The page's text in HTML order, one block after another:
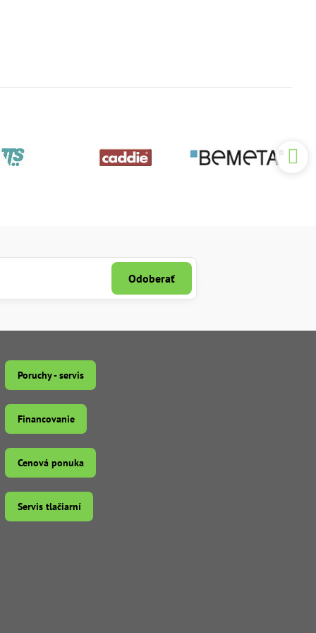
Odoberať
Poruchy - servis
Financovanie
Cenová ponuka
Servis tlačiarní